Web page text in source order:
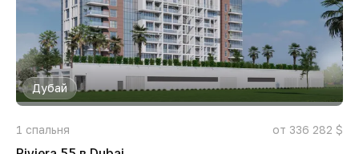
Дубай
1 спальня от 336 282 $